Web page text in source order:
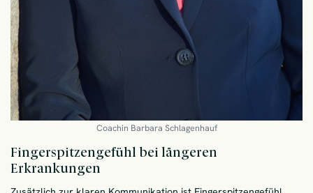
Coachin Barbara Schlagenhauf
Fingerspitzengefühl bei längeren
Erkrankungen